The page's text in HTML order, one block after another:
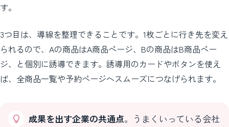
す。
3つ目は、導線を整理できることです。1枚ごとに行き先を変え
られるので、Aの商品はA商品ページ、Bの商品はB商品ペー
ジ、と個別に誘導できます。誘導用のカードやボタンを使え
ば、全商品一覧や予約ページへスムーズにつなげられます。
成果を出す企業の共通点。うまくいっている会社